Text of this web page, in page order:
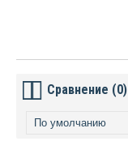
Сравнение (0)